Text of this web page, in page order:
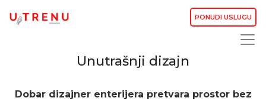
PONUDI USLUGU
Unutrašnji dizajn
Dobar dizajner enterijera pretvara prostor bez